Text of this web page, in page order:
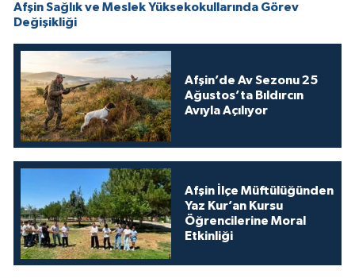
Afşin Sağlık ve Meslek Yüksekokullarında Görev
Değişikliği
Afşin’de Av Sezonu 25
Ağustos’ta Bıldırcın
Avıyla Açılıyor
Afşin İlçe Müftülüğünden
Yaz Kur’an Kursu
Öğrencilerine Moral
Etkinliği